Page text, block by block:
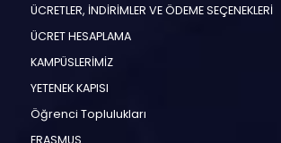
ÜCRETLER, İNDİRİMLER VE ÖDEME SEÇENEKLERİ
ÜCRET HESAPLAMA
KAMPÜSLERİMİZ
YETENEK KAPISI
Öğrenci Toplulukları
ERASMUS